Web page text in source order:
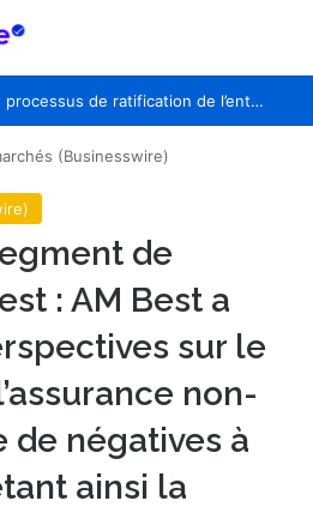
Le syndicat entame le processus de ratification de l’entente de principe avec WestJet
(Businesswire)
de
: AM Best a
sur le
non-
de négatives à
ainsi la